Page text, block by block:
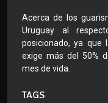
Acerca de los
Uruguay al
posicionado, ya que
exige más del 50%
mes de vida.
TAGS